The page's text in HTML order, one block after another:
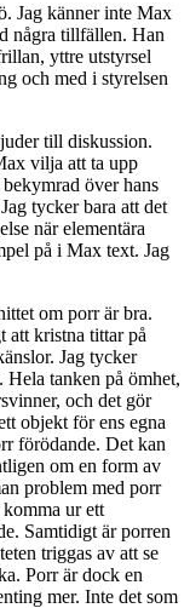
Jag känner inte Max
några tillfällen. Han
yttre utstyrsel
och med i styrelsen
till diskussion.
vilja att ta upp
över hans
tycker bara att det
när elementära
på i Max text. Jag
om porr är bra.
att kristna tittar på
Jag tycker
Hela tanken på ömhet,
och det gör
objekt för ens egna
förödande. Det kan
om en form av
problem med porr
ur ett
Samtidigt är porren
triggas av att se
Porr är dock en
mer. Inte det som